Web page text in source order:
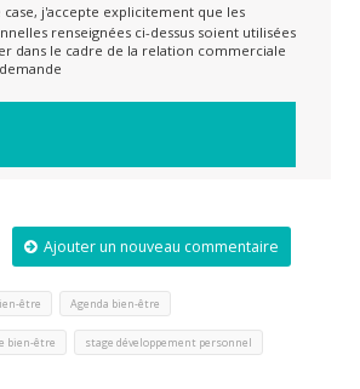
case, j'accepte explicitement que les
renseignées ci-dessus soient utilisées
dans le cadre de la relation commerciale
Ajouter un nouveau commentaire
être Agenda bien-être
bien-être stage développement personnel